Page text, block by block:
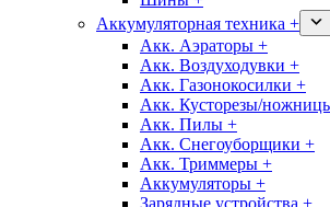
Аккумуляторная техника +
Акк. Аэраторы +
Акк. Воздуходувки +
Акк. Газонокосилки +
Акк. Кусторезы/
Акк. Пилы +
Акк. Снегоуборщики +
Акк. Триммеры +
Аккумуляторы +
Зарядные устройства +